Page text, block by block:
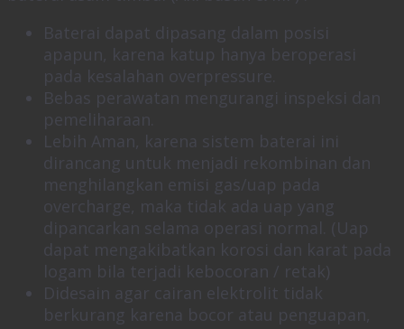
Baterai dapat dipasang dalam posisi
apapun, karena katup hanya beroperasi
pada kesalahan overpressure.
Bebas perawatan mengurangi inspeksi dan
pemeliharaan.
Lebih Aman, karena sistem baterai ini
dirancang untuk menjadi rekombinan dan
menghilangkan emisi gas/uap pada
overcharge, maka tidak ada uap yang
dipancarkan selama operasi normal. (Uap
dapat mengakibatkan korosi dan karat pada
logam bila terjadi kebocoran / retak)
Didesain agar cairan elektrolit tidak
berkurang karena bocor atau penguapan,